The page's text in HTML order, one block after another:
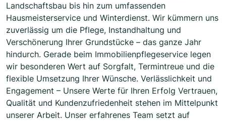
Landschaftsbau bis hin zum umfassenden
Hausmeisterservice und Winterdienst. Wir kümmern uns
zuverlässig um die Pflege, Instandhaltung und
Verschönerung Ihrer Grundstücke – das ganze Jahr
hindurch. Gerade beim Immobilienpflegeservice legen
wir besonderen Wert auf Sorgfalt, Termintreue und die
flexible Umsetzung Ihrer Wünsche. Verlässlichkeit und
Engagement – Unsere Werte für Ihren Erfolg Vertrauen,
Qualität und Kundenzufriedenheit stehen im Mittelpunkt
unserer Arbeit. Unser erfahrenes Team setzt auf